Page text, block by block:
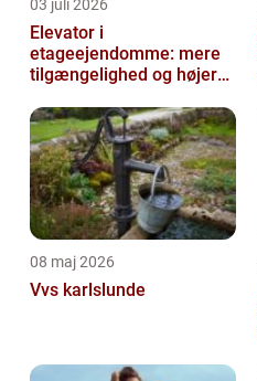
03 juli 2026
Elevator i
etageejendomme: mere
tilgængelighed og højere
08 maj 2026
Vvs karlslunde